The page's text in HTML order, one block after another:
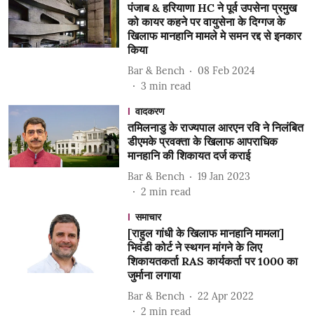
पंजाब & हरियाणा HC ने पूर्व उपसेना प्रमुख
को कायर कहने पर वायुसेना के दिग्गज के
खिलाफ मानहानि मामले मे समन रद्द से इनकार
किया
Bar & Bench
08 Feb 2024
3 min read
वादकरण
तमिलनाडु के राज्यपाल आरएन रवि ने निलंबित
डीएमके प्रवक्ता के खिलाफ आपराधिक
मानहानि की शिकायत दर्ज कराई
Bar & Bench
19 Jan 2023
2 min read
समाचार
[राहुल गांधी के खिलाफ मानहानि मामला]
भिवंडी कोर्ट ने स्थगन मांगने के लिए
शिकायतकर्ता RAS कार्यकर्ता पर 1000 का
जुर्माना लगाया
Bar & Bench
22 Apr 2022
2 min read